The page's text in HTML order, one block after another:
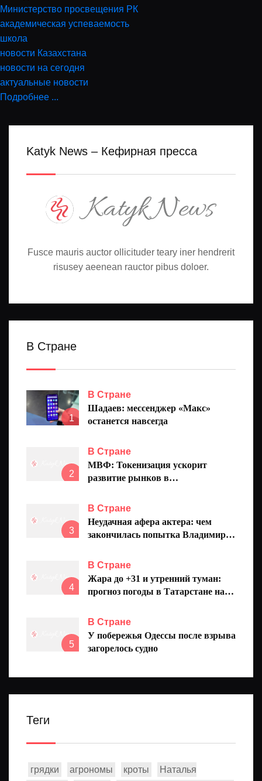
Министерство просвещения РК
академическая успеваемость
школа
новости Казахстана
новости на сегодня
актуальные новости
Подробнее ...
Katyk News – Кефирная пресса
Fusce mauris auctor ollicituder teary iner hendrerit
risusey aeenean rauctor pibus doloer.
В Стране
1
В Стране
Шадаев: мессенджер «Макс»
останется навсегда
2
В Стране
МВФ: Токенизация ускорит
развитие рынков в
3
В Стране
Неудачная афера актера: чем
закончилась попытка Владимира
«благотворительность»
4
В Стране
Жара до +31 и утренний туман:
прогноз погоды в Татарстане на
5
В Стране
У побережья Одессы после взрыва
загорелось судно
Теги
грядки агрономы кроты
Наталья